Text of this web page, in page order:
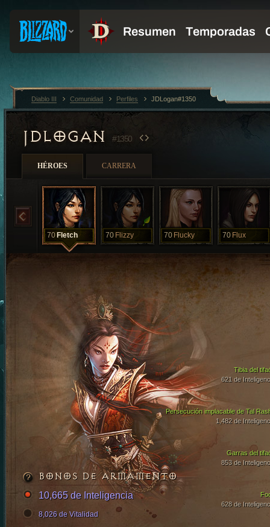
JDLOGAN #1350
HÉROES CARRERA
70 Fletch 70 Flizzy 70 Flucky 70 Flux
Persecución implacable de Tal
1,482 de
Garras del
853 de
Tibia del
621 de
628 de
BONOS DE ARMAMENTO
10,665 de Inteligencia
8,026 de Vitalidad
Diablo III Comunidad Perfiles JDLogan#1350